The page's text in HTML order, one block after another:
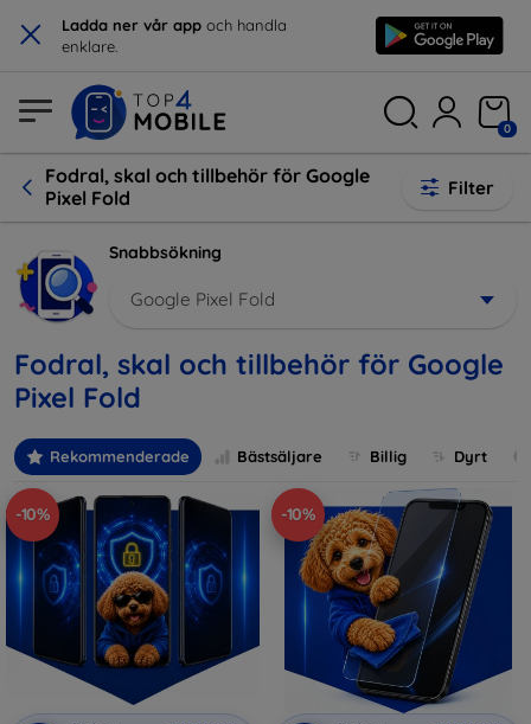
× Ladda ner vår app och handla
enklare.
0
Fodral, skal och tillbehör för Google
Pixel Fold
Filter
Snabbsökning
Google Pixel Fold
Fodral, skal och tillbehör för Google
Pixel Fold
Rekommenderade Bästsäljare Billig Dyrt
-10% -10%